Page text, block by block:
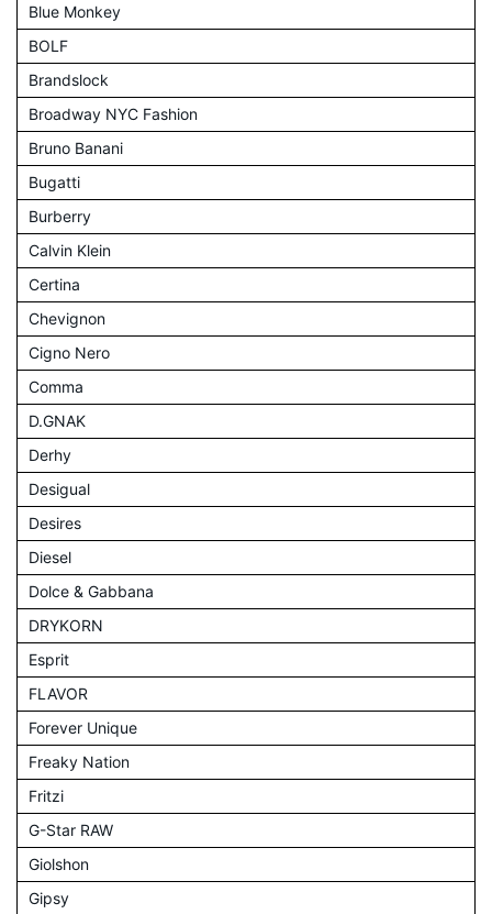
Blue Monkey
BOLF
Brandslock
Broadway NYC Fashion
Bruno Banani
Bugatti
Burberry
Calvin Klein
Certina
Chevignon
Cigno Nero
Comma
D.GNAK
Derhy
Desigual
Desires
Diesel
Dolce & Gabbana
DRYKORN
Esprit
FLAVOR
Forever Unique
Freaky Nation
Fritzi
G-Star RAW
Giolshon
Gipsy